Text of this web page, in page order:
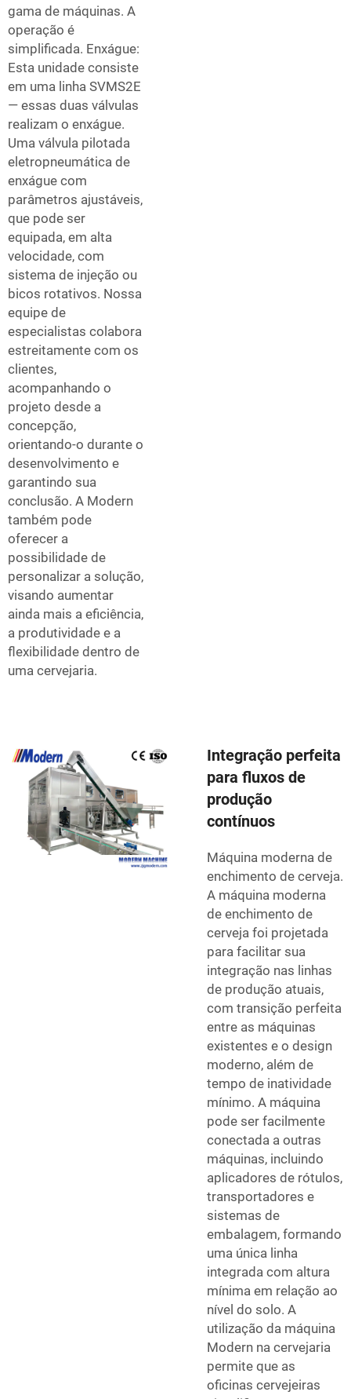
gama de máquinas. A
operação é
simplificada. Enxágue:
Esta unidade consiste
em uma linha SVMS2E
— essas duas válvulas
realizam o enxágue.
Uma válvula pilotada
eletropneumática de
enxágue com
parâmetros ajustáveis,
que pode ser
equipada, em alta
velocidade, com
sistema de injeção ou
bicos rotativos. Nossa
equipe de
especialistas colabora
estreitamente com os
clientes,
acompanhando o
projeto desde a
concepção,
orientando-o durante o
desenvolvimento e
garantindo sua
conclusão. A Modern
também pode
oferecer a
possibilidade de
personalizar a solução,
visando aumentar
ainda mais a eficiência,
a produtividade e a
flexibilidade dentro de
uma cervejaria.
Integração perfeita
para fluxos de
produção
contínuos
Máquina moderna de
enchimento de cerveja.
A máquina moderna
de enchimento de
cerveja foi projetada
para facilitar sua
integração nas linhas
de produção atuais,
com transição perfeita
entre as máquinas
existentes e o design
moderno, além de
tempo de inatividade
mínimo. A máquina
pode ser facilmente
conectada a outras
máquinas, incluindo
aplicadores de rótulos,
transportadores e
sistemas de
embalagem, formando
uma única linha
integrada com altura
mínima em relação ao
nível do solo. A
utilização da máquina
Modern na cervejaria
permite que as
oficinas cervejeiras